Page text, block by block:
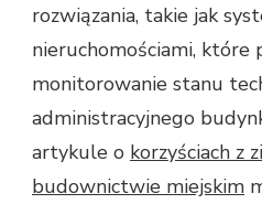
rozwiązania, takie jak
nieruchomościami, które
monitorowanie stanu
administracyjnego
artykule o korzyściach z
budownictwie miejskim